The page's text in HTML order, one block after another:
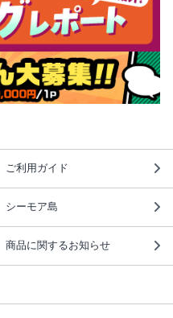
ご利用ガイド
シーモア島
商品に関するお知らせ